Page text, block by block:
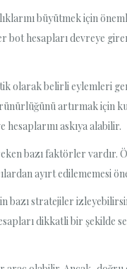
büyütmek için
hesapları devreye
olarak belirli eylemleri
artırmak için
askıya alabilir.
bazı faktörler vardır.
ayırt
bazı stratejiler
dikkatli bir şekilde